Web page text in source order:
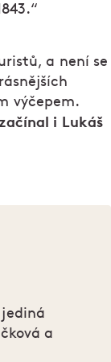
a není se
výčepem.
i Lukáš
jediná
a